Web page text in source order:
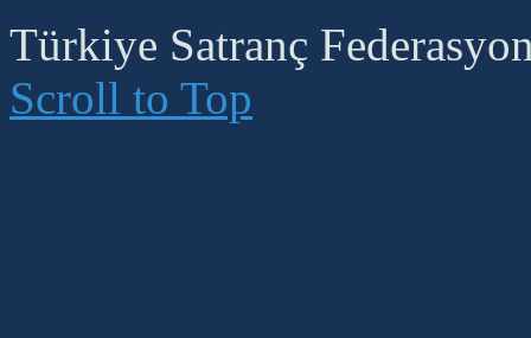
Türkiye Satranç
Scroll to Top